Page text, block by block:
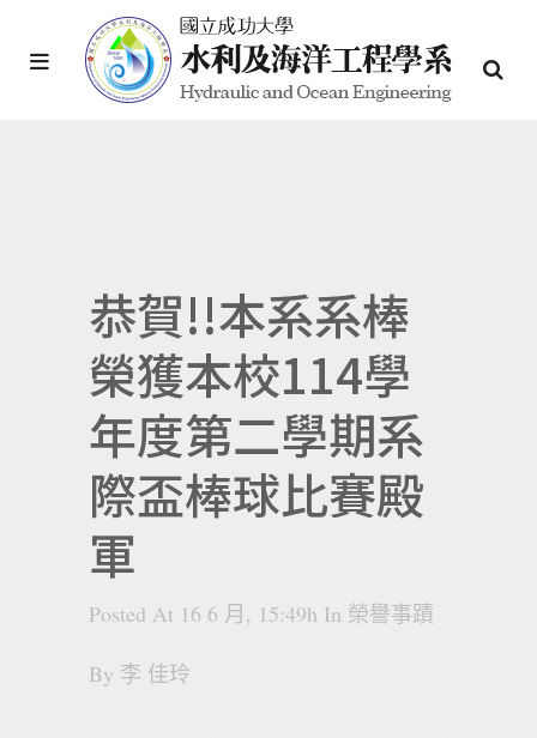
恭賀!!本系系棒
榮獲本校114學
年度第二學期系
際盃棒球比賽殿
軍
Posted At 16 6 月, 15:49h In 榮譽事蹟
By 李 佳玲